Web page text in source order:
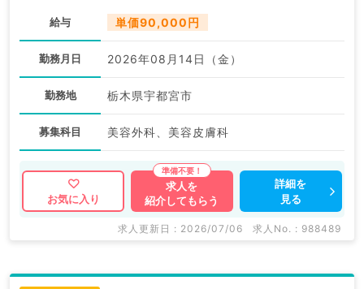
給与 単価90,000円
勤務月日 2026年08月14日（金）
勤務地 栃木県宇都宮市
募集科目 美容外科、美容皮膚科
お気に入り
求人を
紹介してもらう
詳細を
見る
求人更新日 : 2026/07/06 求人No. : 988489